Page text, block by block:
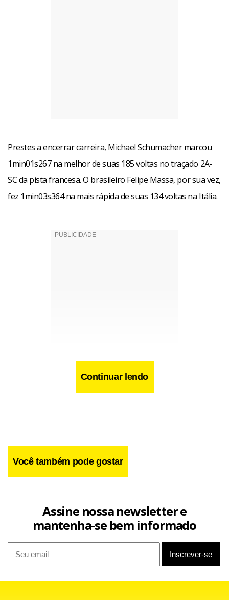
Prestes a encerrar carreira, Michael Schumacher marcou
1min01s267 na melhor de suas 185 voltas no traçado 2A-
SC da pista francesa. O brasileiro Felipe Massa, por sua vez,
fez 1min03s364 na mais rápida de suas 134 voltas na Itália.
Continuar lendo
Você também pode gostar
Assine nossa newsletter e
mantenha-se bem informado